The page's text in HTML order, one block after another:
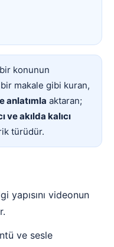
konunun
bir makale gibi kuran,
anlatımla aktaran;
ve akılda kalıcı
türüdür.
yapısını videonun
ve sesle